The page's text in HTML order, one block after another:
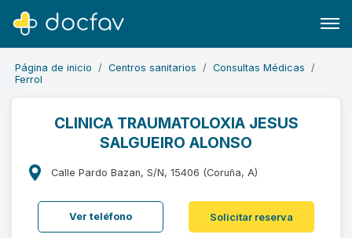
Buscar
Software para clínicas
Soporte
¿Eres un doctor?
Página de inicio Centros sanitarios
Consultas Médicas
Ferrol
CLINICA TRAUMATOLOXIA JESUS
SALGUEIRO ALONSO
Calle Pardo Bazan, S/N, 15406 (Coruña, A)
Ver teléfono Solicitar reserva